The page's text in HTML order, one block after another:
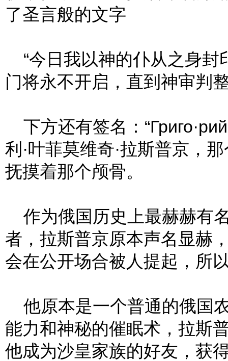
了圣言般的文字
“今日我以神的仆从之身封
门将永不开启，直到神审判
下方还有签名：
利·叶菲莫维奇·拉斯普京，
抚摸着那个颅骨。
作为俄国历史上最赫赫有
者，拉斯普京原本声名显赫
会在公开场合被人提起，所
他原本是一个普通的俄国
能力和神秘的催眠术，拉斯
他成为沙皇家族的好友，获